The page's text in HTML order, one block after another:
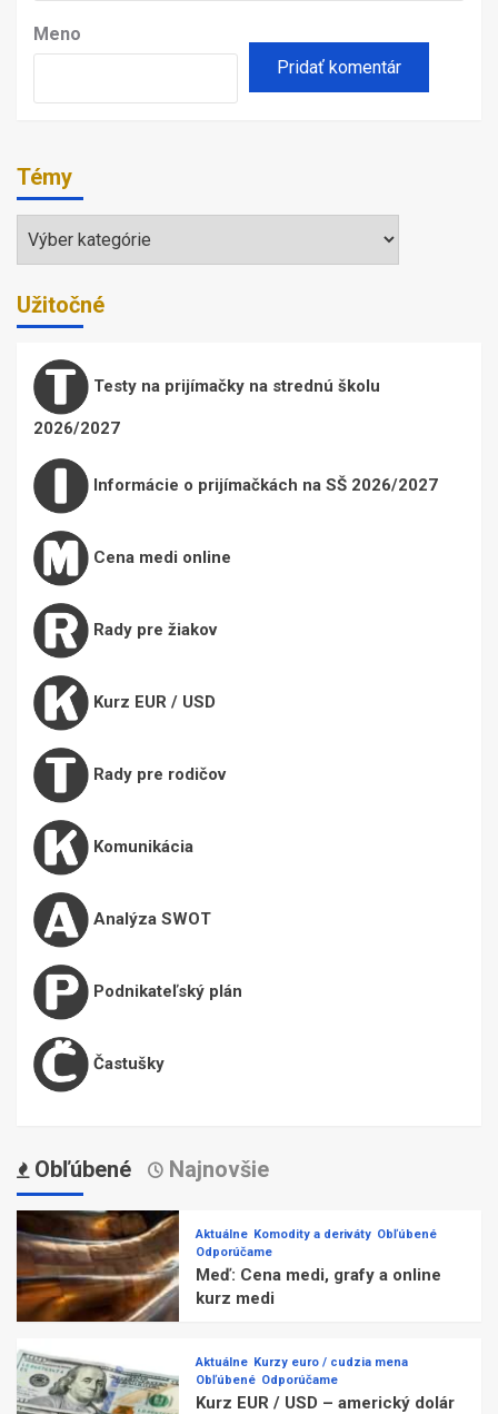
Meno
Témy
Témy
Užitočné
Testy na prijímačky na strednú školu
2026/2027
Informácie o prijímačkách na SŠ 2026/2027
Cena medi online
Rady pre žiakov
Kurz EUR / USD
Rady pre rodičov
Komunikácia
Analýza SWOT
Podnikateľský plán
Častušky
Obľúbené Najnovšie
Aktuálne Komodity a deriváty Obľúbené
Odporúčame
Meď: Cena medi, grafy a online
kurz medi
Aktuálne Kurzy euro / cudzia mena
Obľúbené Odporúčame
Kurz EUR / USD – americký dolár